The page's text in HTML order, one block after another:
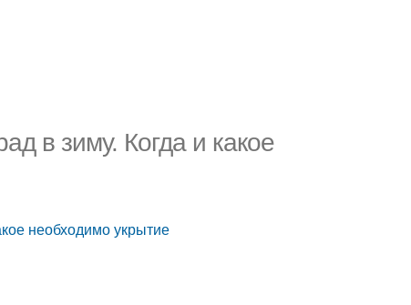
в зиму. Когда и какое
необходимо укрытие